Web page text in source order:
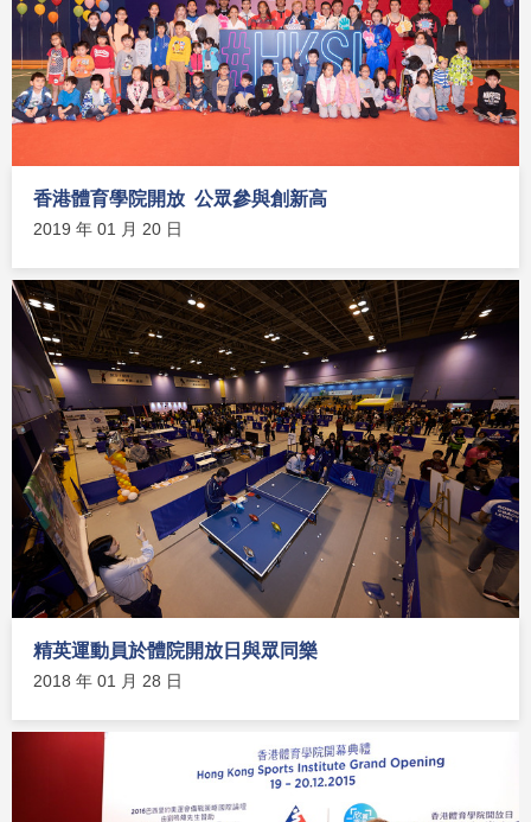
香港體育學院開放 公眾參與創新高
2019 年 01 月 20 日
精英運動員於體院開放日與眾同樂
2018 年 01 月 28 日